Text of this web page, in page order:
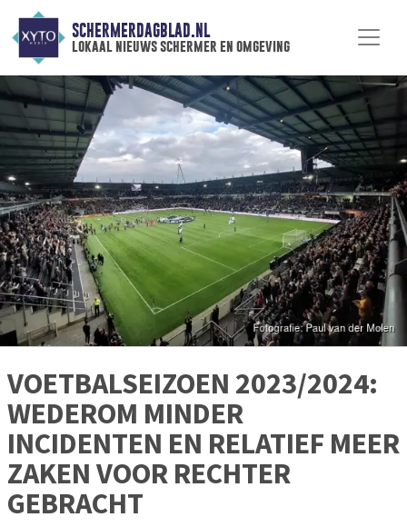
SCHERMERDAGBLAD.NL
lokaal nieuws schermer en omgeving
VOETBALSEIZOEN 2023/2024:
WEDEROM MINDER
INCIDENTEN EN RELATIEF MEER
ZAKEN VOOR RECHTER
GEBRACHT